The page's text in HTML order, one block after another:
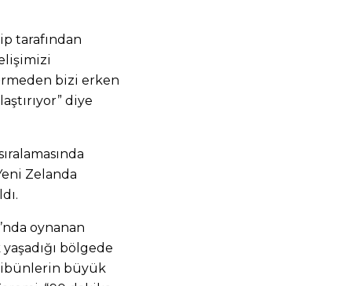
tarafından
bizi erken
diye
Zelanda
oynanan
bölgede
büyük